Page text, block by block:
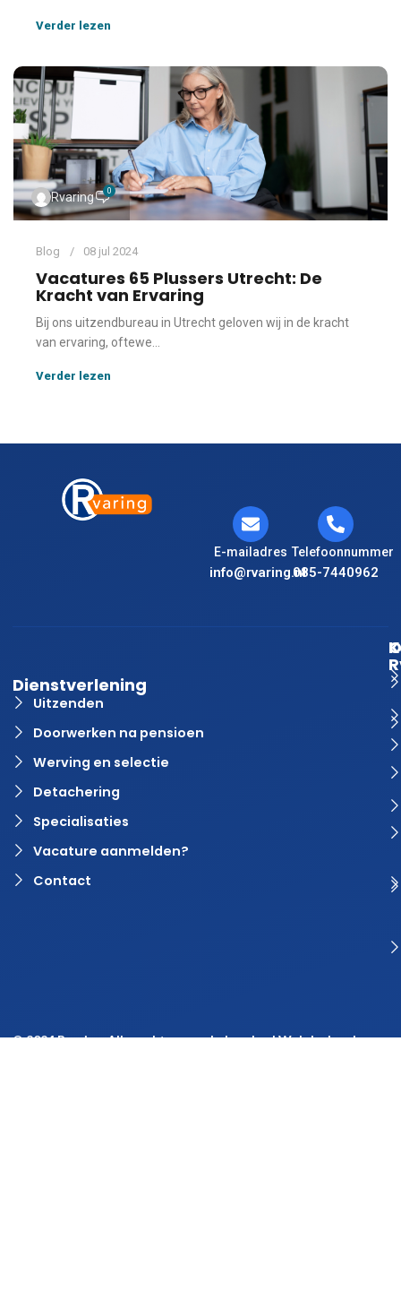
Verder lezen
Rvaring 0
Blog 08 jul 2024
Vacatures 65 Plussers Utrecht: De
Kracht van Ervaring
Bij ons uitzendbureau in Utrecht geloven wij in de kracht
van ervaring, oftewe...
Verder lezen
E-mailadres
info@rvaring.nl
Telefoonnummer
085-7440962
Dienstverlening
Uitzenden
Doorwerken na pensioen
Werving en selectie
Detachering
Specialisaties
Vacature aanmelden?
Contact
© 2024 Rvaring. Alle rechten voorbehouden | Webdesign door